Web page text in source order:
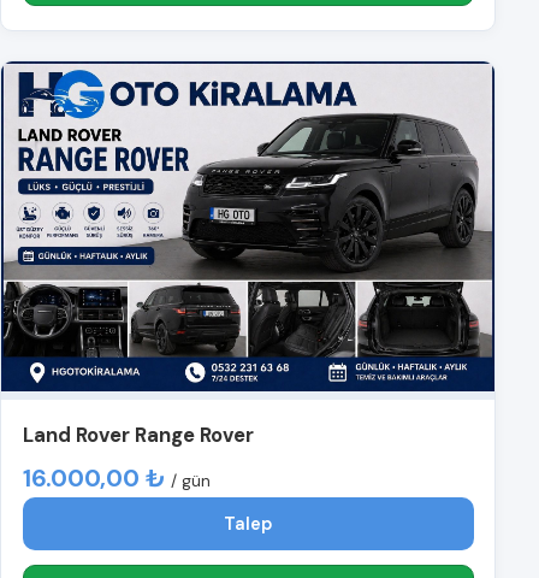
Land Rover Range Rover
16.000,00 ₺ / gün
Talep